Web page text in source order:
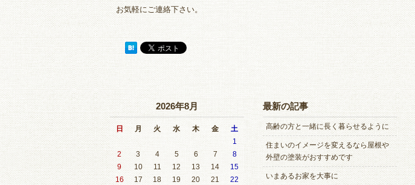
お気軽にご連絡下さい。
2026年8月
日 月 火 水 木 金 土
1
2
3 4 5 6 7
8
9
10 11 12 13 14
15
16
17 18 19 20 21
22
最新の記事
高齢の方と一緒に長く暮らせるように
住まいのイメージを変えるなら屋根や
外壁の塗装がおすすめです
いまあるお家を大事に